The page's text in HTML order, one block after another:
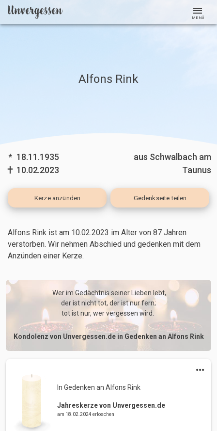
MENÜ
Alfons Rink
* 18.11.1935
10.02.2023
aus Schwalbach am
Taunus
Kerze anzünden Gedenkseite teilen
Alfons Rink ist am 10.02.2023 im Alter von 87 Jahren
verstorben. Wir nehmen Abschied und gedenken mit dem
Anzünden einer Kerze.
Wer im Gedächtnis seiner Lieben lebt,
der ist nicht tot, der ist nur fern;
tot ist nur, wer vergessen wird.
Kondolenz von Unvergessen.de in Gedenken an Alfons Rink
In Gedenken an Alfons Rink
Jahreskerze von Unvergessen.de
am 18.02.2024 erloschen